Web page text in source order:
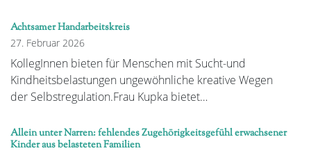
Achtsamer Handarbeitskreis
27. Februar 2026
KollegInnen bieten für Menschen mit Sucht-und
Kindheitsbelastungen ungewöhnliche kreative Wegen
der Selbstregulation.Frau Kupka bietet…
Allein unter Narren: fehlendes Zugehörigkeitsgefühl erwachsener
Kinder aus belasteten Familien